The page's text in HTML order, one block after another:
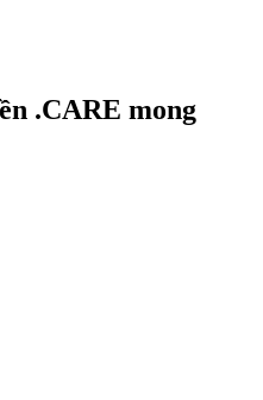
.CARE mong